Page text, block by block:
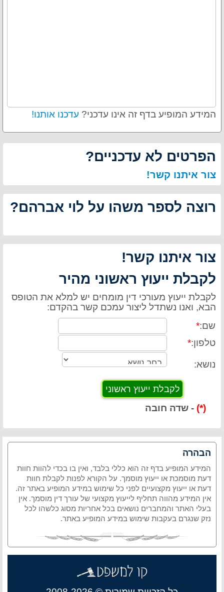
המידע המופיע בדף זה אינו עדכני? עדכנו אותנו!
הפרטים לא עדכניים?
צור איתנו קשר!
רוצה לספר משהו על לוי אברהם?
צור איתנו קשר!
לקבלת ייעוץ ראשוני מהיר
לקבלת ייעוץ מעורכי דין מומחים יש למלא את הטופס
הבא, ואנו נשתדל ליצור עמכם קשר בהקדם:
שם:*
טלפון:*
נושא:
(*) - שדה חובה
הבהרה
המידע המופיע בדף זה הוא כללי בלבד, ואין בו בכדי להוות חוות
דעת מוסמכת או ייעוץ מוסמך. על הקורא לפנות לקבלת חוות
דעת או ייעוץ מקצועיים לפני כל שימוש במידע המופיע באתר זה.
אין המידע מהווה תחליף לייעוץ מקצועי של עורך דין מוסמך. אין
בעלי האתר והמחברים נושאים בכל אחריות מסוג כלשהו לכל
נזק שנגרם בעקבות שימוש במידע המופיע באתר.